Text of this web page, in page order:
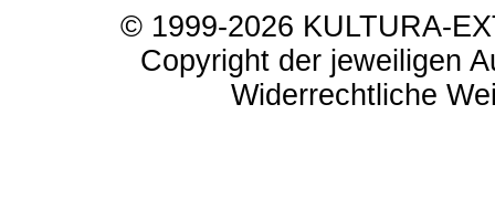
© 1999-2026 KULTURA-
Copyright der jeweiligen
Widerrechtliche